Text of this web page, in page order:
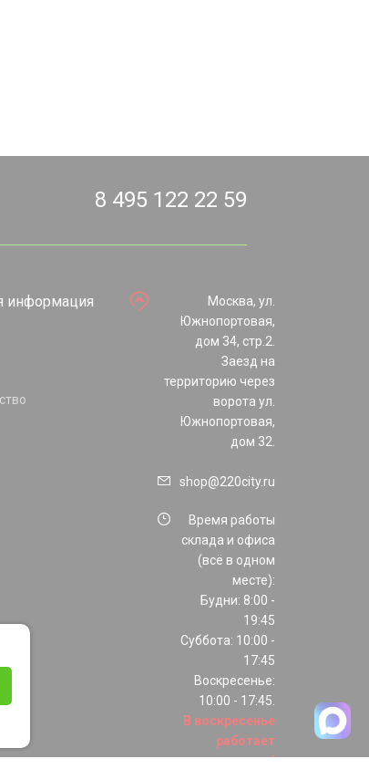
8 495 122 22 59
информация
Москва, ул.
Южнопортовая,
дом 34, стр.2.
Заезд на
территорию через
ворота ул.
Южнопортовая,
дом 32.
shop@220city.ru
Время работы
склада и офиса
(всё в одном
месте):
Будни: 8:00 -
19:45
Суббота: 10:00 -
17:45
Воскресенье:
10:00 - 17:45.
В воскресенье
работает
только шоурум!